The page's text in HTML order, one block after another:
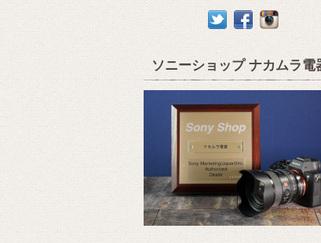
ソニーショップ ナカムラ電